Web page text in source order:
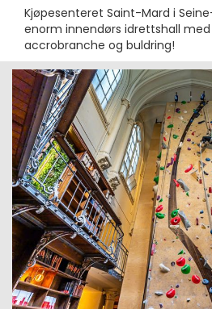
Kjøpesenteret Saint-Mard i
enorm innendørs idrettshall
accrobranche og buldring!